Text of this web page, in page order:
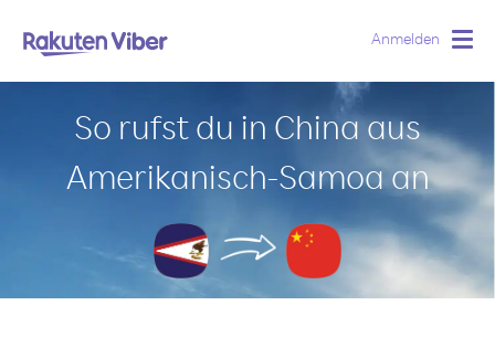
Anmelden
So rufst du in China aus
Amerikanisch-Samoa an